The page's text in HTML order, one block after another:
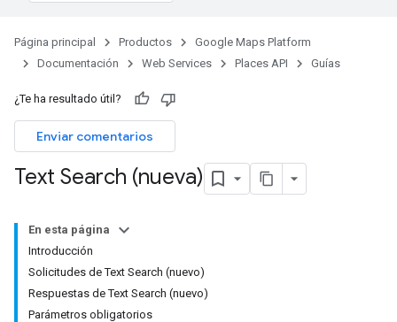
Página principal Productos
Google Maps Platform
Documentación
Web Services Places API Guías
¿Te ha resultado útil?
Enviar comentarios
Text Search (nueva)
En esta página
Introducción
Solicitudes de Text Search (nuevo)
Respuestas de Text Search (nuevo)
Parámetros obligatorios